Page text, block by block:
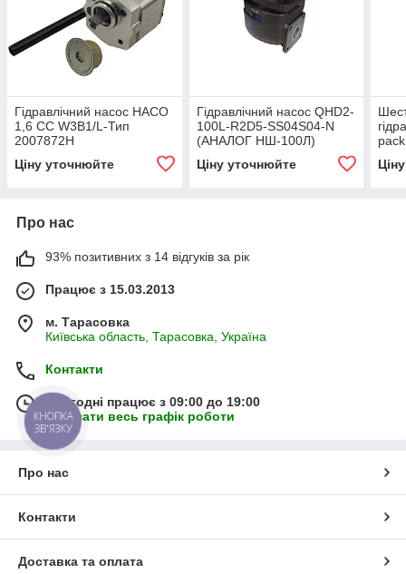
Гідравлічний насос HACO
1,6 CC W3B1/L-Тип
2007872H
Ціну уточнюйте
Гідравлічний насос QHD2-
100L-R2D5-SS04S04-N
(АНАЛОГ НШ-100Л)
Ціну уточнюйте
Про нас
93% позитивних з 14 відгуків за рік
Працює з 15.03.2013
м. Тарасовка
Київська область, Тарасовка, Україна
Контакти
Сьогодні працює з 09:00 до 19:00
Показати весь графік роботи
Про нас
Контакти
Доставка та оплата
КНОПКА
ЗВ'ЯЗКУ